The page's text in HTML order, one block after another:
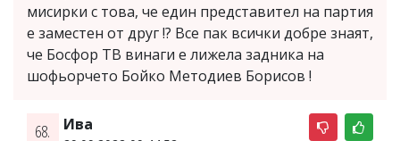
мисирки с това, че един представител на партия
е заместен от друг !? Все пак всички добре знаят,
че Босфор ТВ винаги е лижела задника на
шофьорчето Бойко Методиев Борисов !
68. Ива